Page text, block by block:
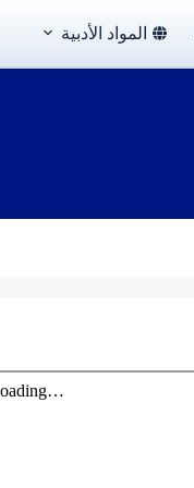
المواد الأدبية